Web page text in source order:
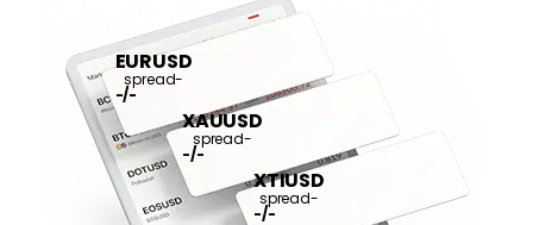
EURUSD
spread-
-/-
XAUUSD
spread-
-/-
XTIUSD
spread-
-/-